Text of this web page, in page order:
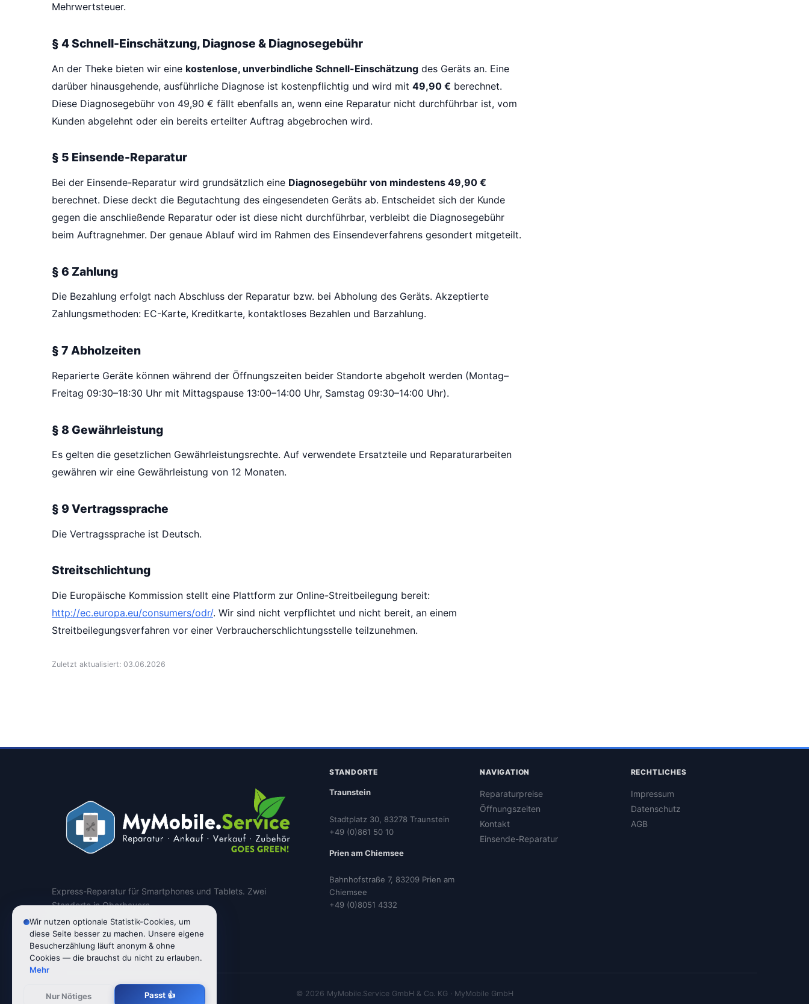
Mehrwertsteuer.
§ 4 Schnell-Einschätzung, Diagnose & Diagnosegebühr
An der Theke bieten wir eine kostenlose, unverbindliche Schnell-Einschätzung des Geräts an. Eine
darüber hinausgehende, ausführliche Diagnose ist kostenpflichtig und wird mit 49,90 € berechnet.
Diese Diagnosegebühr von 49,90 € fällt ebenfalls an, wenn eine Reparatur nicht durchführbar ist, vom
Kunden abgelehnt oder ein bereits erteilter Auftrag abgebrochen wird.
§ 5 Einsende-Reparatur
Bei der Einsende-Reparatur wird grundsätzlich eine Diagnosegebühr von mindestens 49,90 €
berechnet. Diese deckt die Begutachtung des eingesendeten Geräts ab. Entscheidet sich der Kunde
gegen die anschließende Reparatur oder ist diese nicht durchführbar, verbleibt die Diagnosegebühr
beim Auftragnehmer. Der genaue Ablauf wird im Rahmen des Einsendeverfahrens gesondert mitgeteilt.
§ 6 Zahlung
Die Bezahlung erfolgt nach Abschluss der Reparatur bzw. bei Abholung des Geräts. Akzeptierte
Zahlungsmethoden: EC-Karte, Kreditkarte, kontaktloses Bezahlen und Barzahlung.
§ 7 Abholzeiten
Reparierte Geräte können während der Öffnungszeiten beider Standorte abgeholt werden (Montag–
Freitag 09:30–18:30 Uhr mit Mittagspause 13:00–14:00 Uhr, Samstag 09:30–14:00 Uhr).
§ 8 Gewährleistung
Es gelten die gesetzlichen Gewährleistungsrechte. Auf verwendete Ersatzteile und Reparaturarbeiten
gewähren wir eine Gewährleistung von 12 Monaten.
§ 9 Vertragssprache
Die Vertragssprache ist Deutsch.
Streitschlichtung
Die Europäische Kommission stellt eine Plattform zur Online-Streitbeilegung bereit:
http://ec.europa.eu/consumers/odr/. Wir sind nicht verpflichtet und nicht bereit, an einem
Streitbeilegungsverfahren vor einer Verbraucherschlichtungsstelle teilzunehmen.
Zuletzt aktualisiert: 03.06.2026
Express-Reparatur für Smartphones und Tablets. Zwei
Standorte in Oberbayern.
STANDORTE
Traunstein
Stadtplatz 30, 83278 Traunstein
+49 (0)861 50 10
Prien am Chiemsee
Bahnhofstraße 7, 83209 Prien am
Chiemsee
+49 (0)8051 4332
NAVIGATION
Reparaturpreise
Öffnungszeiten
Kontakt
Einsende-Reparatur
RECHTLICHES
Impressum
Datenschutz
AGB
© 2026 MyMobile.Service GmbH & Co. KG · MyMobile GmbH
Wir nutzen optionale Statistik-Cookies, um
diese Seite besser zu machen. Unsere eigene
Besucherzählung läuft anonym & ohne
Cookies — die brauchst du nicht zu erlauben.
Mehr
Nur Nötiges Passt 👍